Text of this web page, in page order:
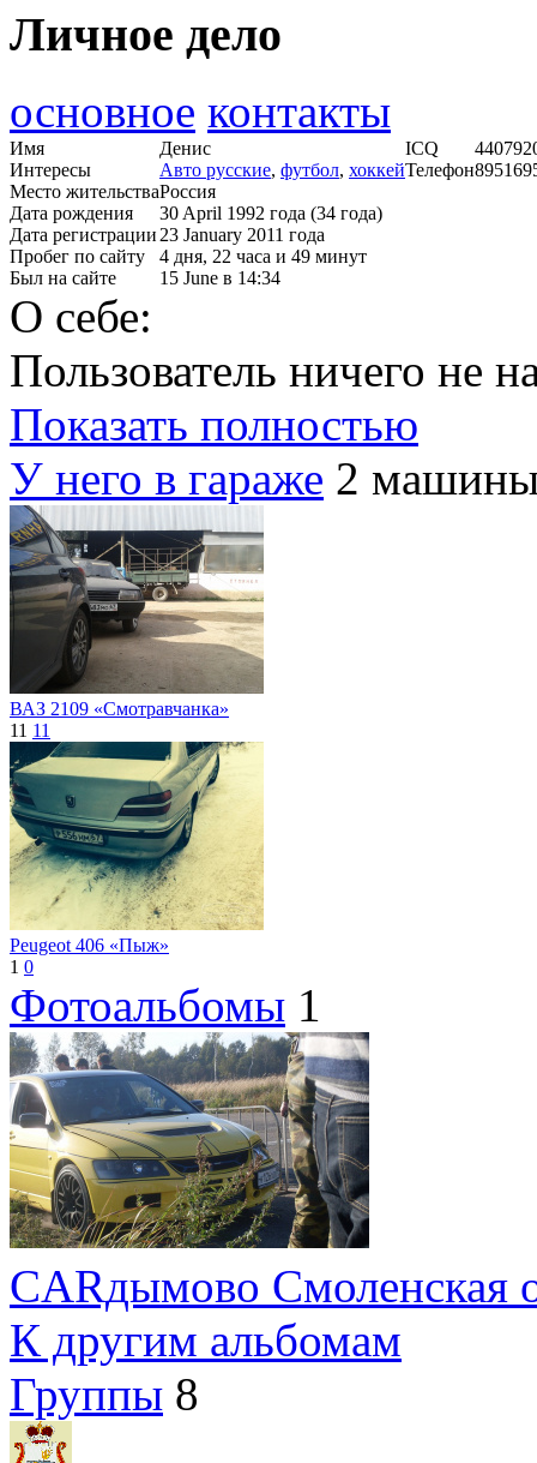
Личное дело
основное контакты
Имя
Денис
Интересы
Авто русские, футбол, хоккей
Место жительстваРоссия
Дата рождения
30 April 1992 года (34 года)
Дата регистрации23 January 2011 года
Пробег по сайту
4 дня, 22 часа и 49 минут
Был на сайте
15 June в 14:34
ICQ
Телефон
О себе:
Пользователь ничего не
Показать полностью
У него в гараже 2
ВАЗ 2109 «Смотравчанка»
11 11
Peugeot 406 «Пыж»
1 0
Фотоальбомы 1
CARдымово Смоленская
К другим альбомам
Группы 8